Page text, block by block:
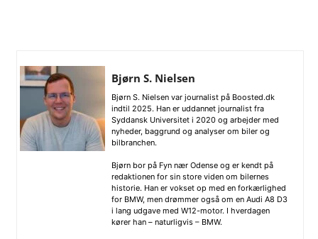
Bjørn S. Nielsen
Bjørn S. Nielsen var journalist på Boosted.dk
indtil 2025. Han er uddannet journalist fra
Syddansk Universitet i 2020 og arbejder med
nyheder, baggrund og analyser om biler og
bilbranchen.
Bjørn bor på Fyn nær Odense og er kendt på
redaktionen for sin store viden om bilernes
historie. Han er vokset op med en forkærlighed
for BMW, men drømmer også om en Audi A8 D3
i lang udgave med W12-motor. I hverdagen
kører han – naturligvis – BMW.